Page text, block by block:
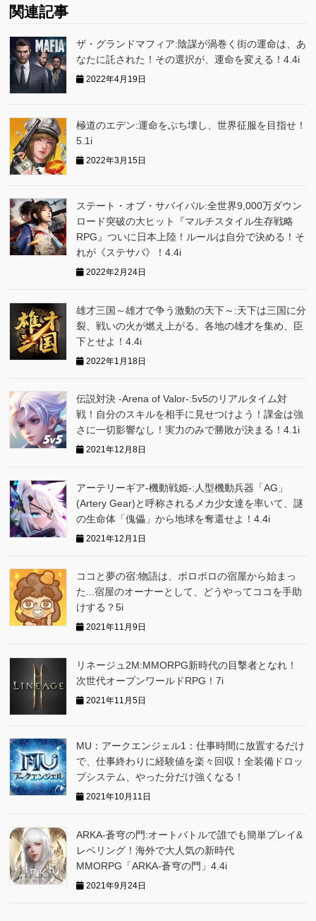
関連記事
ザ・グランドマフィア:陰謀が渦巻く街の運命は、あ
なたに託された！その選択が、運命を変える！4.4i
2022年4月19日
極道のエデン:運命をぶち壊し、世界征服を目指せ！
5.1i
2022年3月15日
ステート・オブ・サバイバル:全世界9,000万ダウン
ロード突破の大ヒット『マルチスタイル生存戦略
RPG』ついに日本上陸！ルールは自分で決める！そ
れが《ステサバ》！4.4i
2022年2月24日
雄才三国～雄才で争う激動の天下～:天下は三国に分
裂、戦いの火が燃え上がる。各地の雄才を集め、臣
下とせよ！4.4i
2022年1月18日
伝説対決 -Arena of Valor-:5v5のリアルタイム対
戦！自分のスキルを相手に見せつけよう！課金は強
さに一切影響なし！実力のみで勝敗が決まる！4.1i
2021年12月8日
アーテリーギア-機動戦姫-:人型機動兵器「AG」
(Artery Gear)と呼称されるメカ少女達を率いて、謎
の生命体「傀儡」から地球を奪還せよ！4.4i
2021年12月1日
ココと夢の宿:物語は、ボロボロの宿屋から始まっ
た...宿屋のオーナーとして、どうやってココを手助
けする？5i
2021年11月9日
リネージュ2M:MMORPG新時代の目撃者となれ！
次世代オープンワールドRPG！7i
2021年11月5日
MU：アークエンジェル1：仕事時間に放置するだけ
で、仕事終わりに経験値を楽々回収！全装備ドロッ
プシステム、やった分だけ強くなる！
2021年10月11日
ARKA‐蒼穹の門:オートバトルで誰でも簡単プレイ&
レベリング！海外で大人気の新時代
MMORPG「ARKA‐蒼穹の門」4.4i
2021年9月24日